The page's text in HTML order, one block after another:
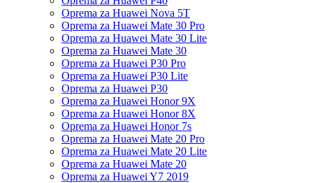
Oprema za Huawei Nova 5T
Oprema za Huawei Mate 30 Pro
Oprema za Huawei Mate 30 Lite
Oprema za Huawei Mate 30
Oprema za Huawei P30 Pro
Oprema za Huawei P30 Lite
Oprema za Huawei P30
Oprema za Huawei Honor 9X
Oprema za Huawei Honor 8X
Oprema za Huawei Honor 7s
Oprema za Huawei Mate 20 Pro
Oprema za Huawei Mate 20 Lite
Oprema za Huawei Mate 20
Oprema za Huawei Y7 2019